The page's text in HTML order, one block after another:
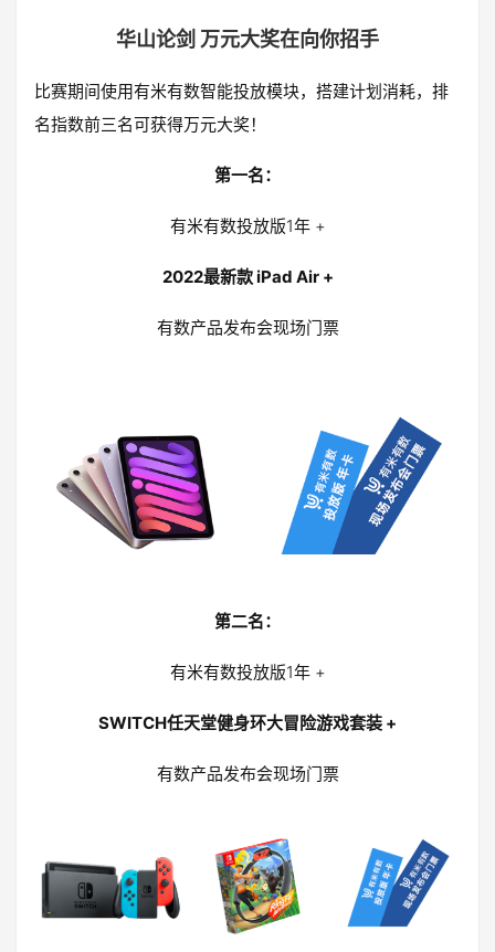
华山论剑 万元大奖在向你招手
比赛期间使用有米有数智能投放模块，搭建计划消耗，排
名指数前三名可获得万元大奖！
第一名：
有米有数投放版1年 +
2022最新款 iPad Air +
有数产品发布会现场门票
第二名：
有米有数投放版1年 +
SWITCH任天堂健身环大冒险游戏套装 +
有数产品发布会现场门票